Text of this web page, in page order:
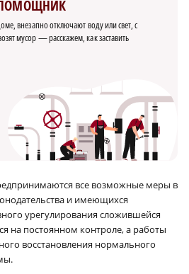
внезапно отключают воду или свет, с
мусор — расскажем, как заставить
все возможные меры в
и имеющихся
урегулирования сложившейся
на постоянном контроле, а работы
восстановления нормального